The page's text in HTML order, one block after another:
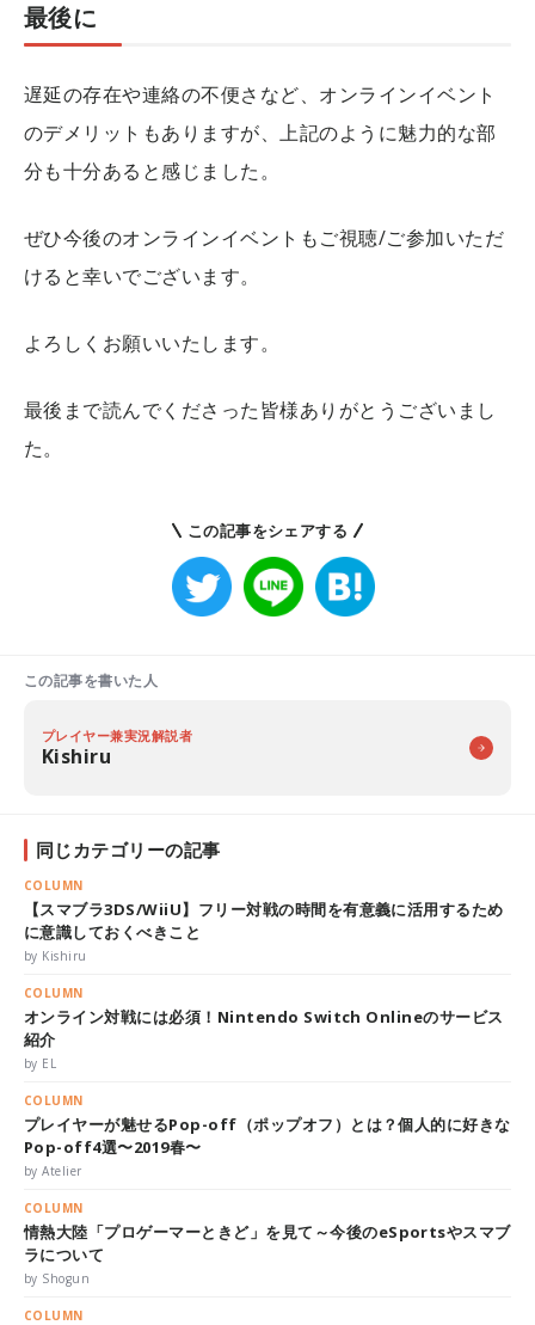
最後に
遅延の存在や連絡の不便さなど、オンラインイベント
のデメリットもありますが、上記のように魅力的な部
分も十分あると感じました。
ぜひ今後のオンラインイベントもご視聴/ご参加いただ
けると幸いでございます。
よろしくお願いいたします。
最後まで読んでくださった皆様ありがとうございまし
た。
この記事をシェアする
この記事を書いた人
プレイヤー兼実況解説者
Kishiru
同じカテゴリーの記事
COLUMN
【スマブラ3DS/WiiU】フリー対戦の時間を有意義に活用するため
に意識しておくべきこと
by Kishiru
COLUMN
オンライン対戦には必須！Nintendo Switch Onlineのサービス
紹介
by EL
COLUMN
プレイヤーが魅せるPop-off（ポップオフ）とは？個人的に好きな
Pop-off4選〜2019春〜
by Atelier
COLUMN
情熱大陸「プロゲーマーときど」を見て～今後のeSportsやスマブ
ラについて
by Shogun
COLUMN